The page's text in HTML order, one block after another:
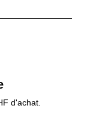
d'achat.